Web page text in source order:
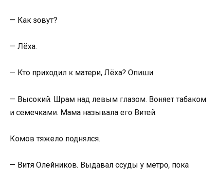
— Как зовут?
— Лёха.
— Кто приходил к матери, Лёха? Опиши.
— Высокий. Шрам над левым глазом. Воняет табаком
и семечками. Мама называла его Витей.
Комов тяжело поднялся.
— Витя Олейников. Выдавал ссуды у метро, пока